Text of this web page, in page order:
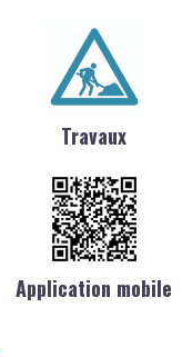
Travaux
Application mobile